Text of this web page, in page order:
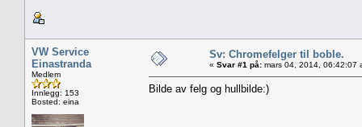
VW Service
Einastranda
Medlem
Innlegg: 153
Bosted: eina
Sv: Chromefelger til boble.
« Svar #1 på: mars 04, 2014, 06:42:07
Bilde av felg og hullbilde:)